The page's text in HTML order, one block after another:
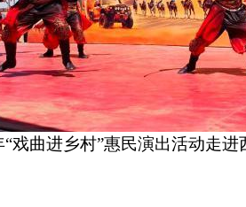
“戏曲进乡村”惠民演出活动走进